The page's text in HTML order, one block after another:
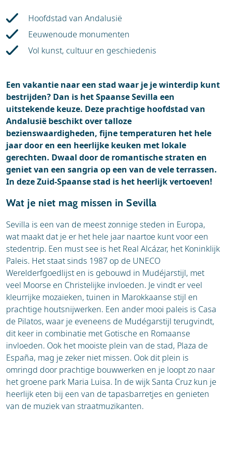
Hoofdstad van Andalusië
Eeuwenoude monumenten
Vol kunst, cultuur en geschiedenis
Een vakantie naar een stad waar je je winterdip kunt
bestrijden? Dan is het Spaanse Sevilla een
uitstekende keuze. Deze prachtige hoofdstad van
Andalusië beschikt over talloze
bezienswaardigheden, fijne temperaturen het hele
jaar door en een heerlijke keuken met lokale
gerechten. Dwaal door de romantische straten en
geniet van een sangria op een van de vele terrassen.
In deze Zuid-Spaanse stad is het heerlijk vertoeven!
Wat je niet mag missen in Sevilla
Sevilla is een van de meest zonnige steden in Europa,
wat maakt dat je er het hele jaar naartoe kunt voor een
stedentrip. Een must see is het Real Alcázar, het Koninklijk
Paleis. Het staat sinds 1987 op de UNECO
Werelderfgoedlijst en is gebouwd in Mudéjarstijl, met
veel Moorse en Christelijke invloeden. Je vindt er veel
kleurrijke mozaïeken, tuinen in Marokkaanse stijl en
prachtige houtsnijwerken. Een ander mooi paleis is Casa
de Pilatos, waar je eveneens de Mudégarstijl terugvindt,
dit keer in combinatie met Gotische en Romaanse
invloeden. Ook het mooiste plein van de stad, Plaza de
España, mag je zeker niet missen. Ook dit plein is
omringd door prachtige bouwwerken en je loopt zo naar
het groene park Maria Luisa. In de wijk Santa Cruz kun je
heerlijk eten bij een van de tapasbarretjes en genieten
van de muziek van straatmuzikanten.